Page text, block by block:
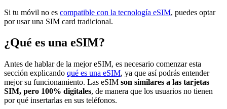
Si tu móvil no es compatible con la tecnología eSIM, puedes optar
por usar una SIM card tradicional.
¿Qué es una eSIM?
Antes de hablar de la mejor eSIM, es necesario comenzar esta
sección explicando qué es una eSIM, ya que así podrás entender
mejor su funcionamiento. Las eSIM son similares a las tarjetas
SIM, pero 100% digitales, de manera que los usuarios no tienen
por qué insertarlas en sus teléfonos.